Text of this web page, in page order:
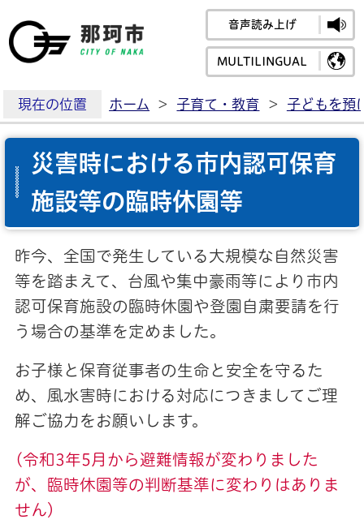
那珂市公式ホームペ
音声読み上げ
MULTILINGUAL
現在の位置 ホーム > 子育て・教育 > 子どもを預
災害時における市内認可保育
施設等の臨時休園等
昨今、全国で発生している大規模な自然災害
等を踏まえて、台風や集中豪雨等により市内
認可保育施設の臨時休園や登園自粛要請を行
う場合の基準を定めました。
お子様と保育従事者の生命と安全を守るた
め、風水害時における対応につきましてご理
解ご協力をお願いします。
(令和3年5月から避難情報が変わりました
が、臨時休園等の判断基準に変わりはありま
せん）